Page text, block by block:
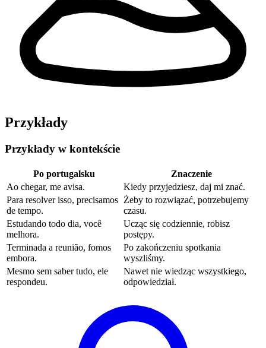
Przykłady
Przykłady w kontekście
Po portugalsku
Znaczenie
Ao chegar, me avisa.
Kiedy przyjedziesz, daj mi znać.
Para resolver isso, precisamos
de tempo.
Żeby to rozwiązać, potrzebujemy
czasu.
Estudando todo dia, você
melhora.
Ucząc się codziennie, robisz
postępy.
Terminada a reunião, fomos
embora.
Po zakończeniu spotkania
wyszliśmy.
Mesmo sem saber tudo, ele
respondeu.
Nawet nie wiedząc wszystkiego,
odpowiedział.